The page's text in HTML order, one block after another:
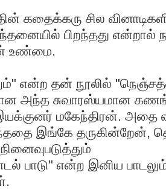
கதைக்கரு சில
பிறந்தது என்றால்
உண்மை.
என்ற தன் நூலில்
அந்த சுவாரஸ்யமான
இயக்குனர் மகேந்திரன்.
இங்கே
பாடு" என்ற இனிய